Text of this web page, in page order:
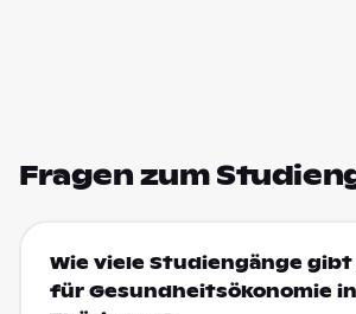
Fragen zum
Wie viele Studiengänge gibt
für Gesundheitsökonomie in